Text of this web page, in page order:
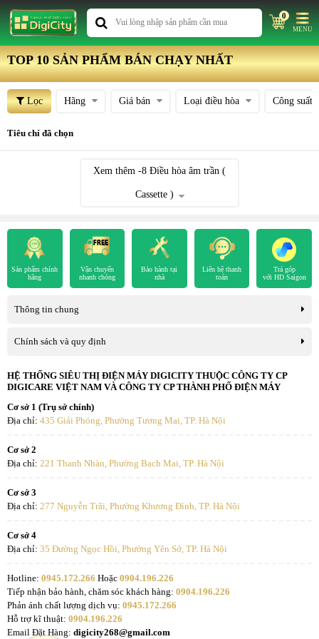
0
MENU
TOP 10 SẢN PHẨM BÁN CHẠY NHẤT
Lọc Hãng Giá bán Loại điều hòa Công suất
Tiêu chí đã chọn
Xem thêm -8 Điều hòa âm trần (
Cassette )
Sản phẩm chính
hãng
Vận chuyển
nhanh chóng
Bảo hành tại
nhà
Liên hệ thanh
toán
Trả góp
với HD Saigon
Thông tin chung
Chính sách và quy định
HỆ THỐNG SIÊU THỊ ĐIỆN MÁY DIGICITY THUỘC CÔNG TY CP
DIGICARE VIỆT NAM VÀ CÔNG TY CP THÀNH PHỐ ĐIỆN MÁY
Cơ sở 1 (Trụ sở chính)
Địa chỉ: 435 Giải Phóng, Phường Tương Mai, TP. Hà Nội
Cơ sở 2
Địa chỉ: 221 Thanh Nhàn, Phường Bạch Mai, TP. Hà Nội
Cơ sở 3
Địa chỉ: 277 Nguyễn Trãi, Phường Khương Đình, TP. Hà Nội
Cơ sở 4
Địa chỉ: 35 Đường Ngọc Hồi, Phường Yên Sở, TP. Hà Nội
Hotline: 0945.172.266 Hoặc 0904.196.226
Tiếp nhận bảo hành, chăm sóc khách hàng: 0904.196.226
Phản ánh chất lượng dịch vụ: 0945.172.266
Hỗ trợ kĩ thuật: 0904.196.226
Email Đặt Hàng: digicity268@gmail.com